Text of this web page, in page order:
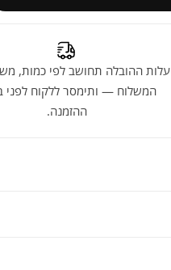
עלות ההובלה תחושב לפי כמות,
המשלוח — ותימסר ללקוח לפני
ההזמנה.